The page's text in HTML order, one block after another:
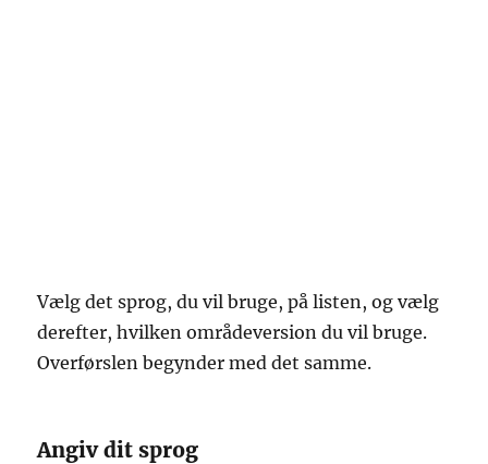
Vælg det sprog, du vil bruge, på listen, og vælg
derefter, hvilken områdeversion du vil bruge.
Overførslen begynder med det samme.
Angiv dit sprog